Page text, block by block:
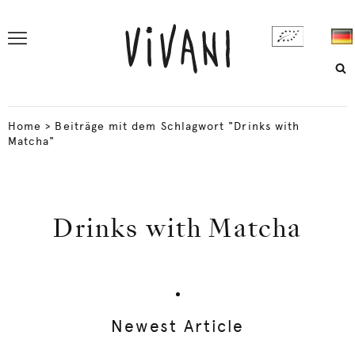
Home > Beiträge mit dem Schlagwort "Drinks with
Matcha"
Drinks with Matcha
Newest Article